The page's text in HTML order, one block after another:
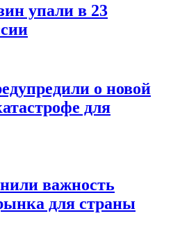
упали в 23
о новой
для
важность
для страны